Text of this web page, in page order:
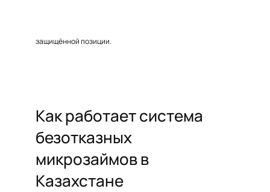
защищённой позиции.
Как работает система
безотказных
микрозаймов в
Казахстане